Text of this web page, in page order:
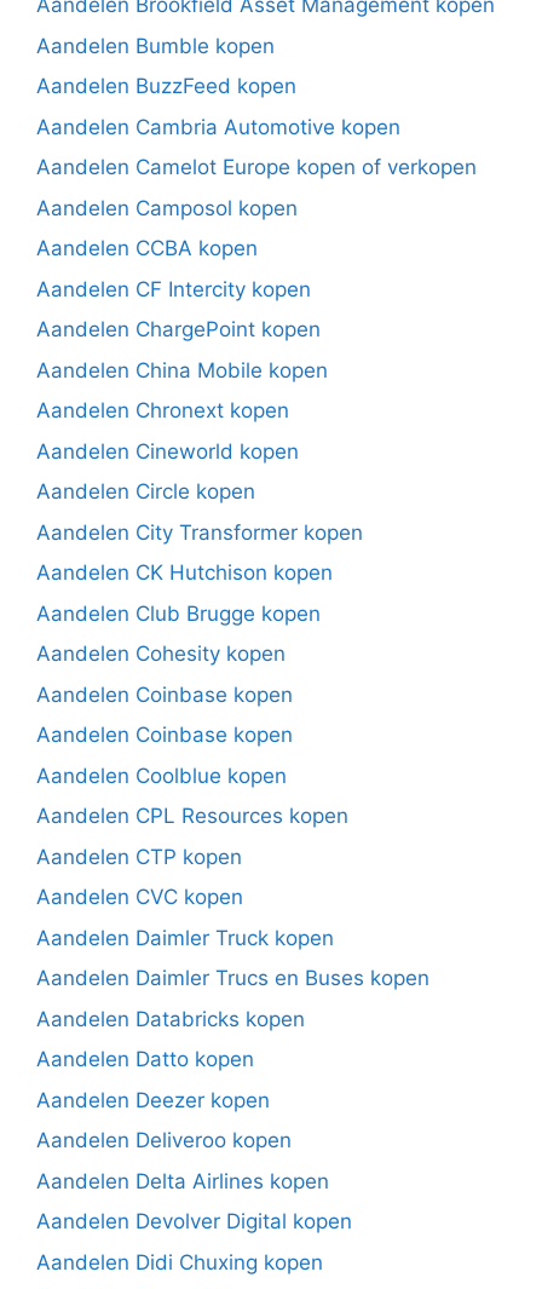
Aandelen Brookfield Asset Management kopen
Aandelen Bumble kopen
Aandelen BuzzFeed kopen
Aandelen Cambria Automotive kopen
Aandelen Camelot Europe kopen of verkopen
Aandelen Camposol kopen
Aandelen CCBA kopen
Aandelen CF Intercity kopen
Aandelen ChargePoint kopen
Aandelen China Mobile kopen
Aandelen Chronext kopen
Aandelen Cineworld kopen
Aandelen Circle kopen
Aandelen City Transformer kopen
Aandelen CK Hutchison kopen
Aandelen Club Brugge kopen
Aandelen Cohesity kopen
Aandelen Coinbase kopen
Aandelen Coinbase kopen
Aandelen Coolblue kopen
Aandelen CPL Resources kopen
Aandelen CTP kopen
Aandelen CVC kopen
Aandelen Daimler Truck kopen
Aandelen Daimler Trucs en Buses kopen
Aandelen Databricks kopen
Aandelen Datto kopen
Aandelen Deezer kopen
Aandelen Deliveroo kopen
Aandelen Delta Airlines kopen
Aandelen Devolver Digital kopen
Aandelen Didi Chuxing kopen